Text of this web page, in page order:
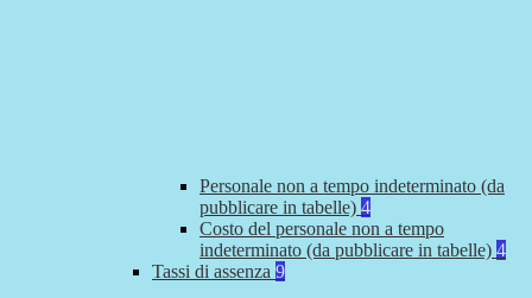
Personale non a tempo indeterminato (da
pubblicare in tabelle) 4
Costo del personale non a tempo
indeterminato (da pubblicare in tabelle) 4
Tassi di assenza 9